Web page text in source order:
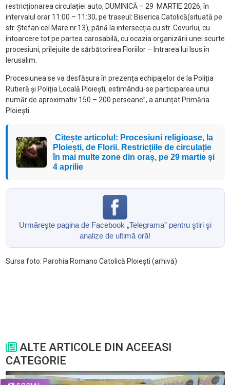
restricționarea circulației auto, DUMINICĂ – 29 MARTIE 2026, în
intervalul orar 11:00 – 11:30, pe traseul: Biserica Catolică(situată pe
str. Ștefan cel Mare nr.13), până la intersecția cu str. Covurlui, cu
întoarcere tot pe partea carosabilă, cu ocazia organizării unei scurte
procesiuni, prilejuite de sărbătorirea Floriilor – Intrarea lui Isus în
Ierusalim.
Procesiunea se va desfășura în prezența echipajelor de la Poliția
Rutieră și Poliția Locală Ploiești, estimându-se participarea unui
număr de aproximativ 150 – 200 persoane”, a anunțat Primăria
Ploiești.
Citește articolul: Procesiuni religioase, la
Ploiești, de Florii. Restricțiile de circulație
în mai multe zone din oraș, pe 29 martie și
4 aprilie
Urmăreşte pagina de Facebook „Telegrama” pentru ştiri şi
analize de ultimă oră!
Sursa foto: Parohia Romano Catolică Ploiești (arhivă)
ALTE ARTICOLE DIN ACEEASI
CATEGORIE